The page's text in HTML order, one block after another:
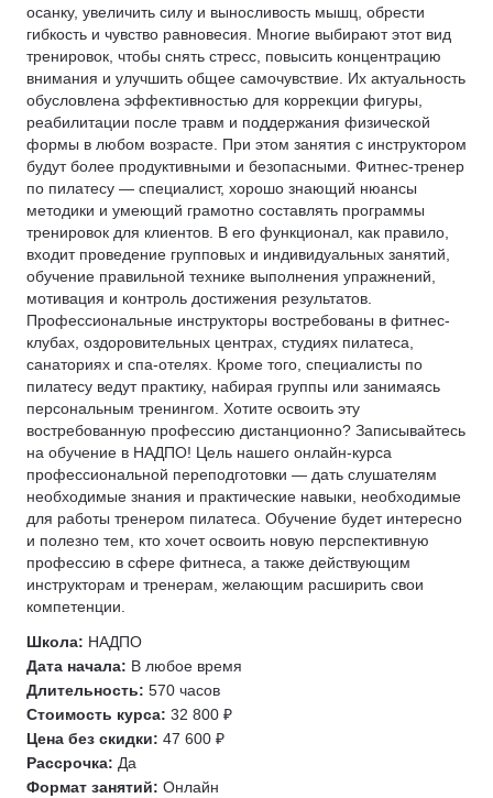
осанку, увеличить силу и выносливость мышц, обрести
гибкость и чувство равновесия. Многие выбирают этот вид
тренировок, чтобы снять стресс, повысить концентрацию
внимания и улучшить общее самочувствие. Их актуальность
обусловлена эффективностью для коррекции фигуры,
реабилитации после травм и поддержания физической
формы в любом возрасте. При этом занятия с инструктором
будут более продуктивными и безопасными. Фитнес-тренер
по пилатесу — специалист, хорошо знающий нюансы
методики и умеющий грамотно составлять программы
тренировок для клиентов. В его функционал, как правило,
входит проведение групповых и индивидуальных занятий,
обучение правильной технике выполнения упражнений,
мотивация и контроль достижения результатов.
Профессиональные инструкторы востребованы в фитнес-
клубах, оздоровительных центрах, студиях пилатеса,
санаториях и спа-отелях. Кроме того, специалисты по
пилатесу ведут практику, набирая группы или занимаясь
персональным тренингом. Хотите освоить эту
востребованную профессию дистанционно? Записывайтесь
на обучение в НАДПО! Цель нашего онлайн-курса
профессиональной переподготовки — дать слушателям
необходимые знания и практические навыки, необходимые
для работы тренером пилатеса. Обучение будет интересно
и полезно тем, кто хочет освоить новую перспективную
профессию в сфере фитнеса, а также действующим
инструкторам и тренерам, желающим расширить свои
компетенции.
Школа: НАДПО
Дата начала: В любое время
Длительность: 570 часов
Стоимость курса: 32 800 ₽
Цена без скидки: 47 600 ₽
Рассрочка: Да
Формат занятий: Онлайн